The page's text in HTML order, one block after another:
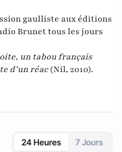
gaulliste aux éditions
Brunet tous les jours
un tabou français
d’un réac(Nil, 2010).
24 Heures 7 Jours